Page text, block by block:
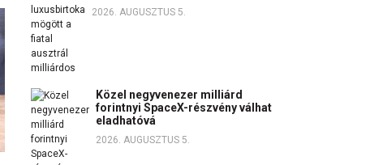
2026. AUGUSZTUS 5.
Közel negyvenezer milliárd
forintnyi SpaceX-részvény válhat
eladhatóvá
2026. AUGUSZTUS 5.